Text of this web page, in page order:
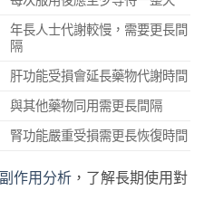
年長人士代謝較慢，需要更長間
隔
肝功能受損會延長藥物代謝時間
與其他藥物同用需更長間隔
腎功能嚴重受損需更長恢復時間
作用分析 ，了解長期使用對